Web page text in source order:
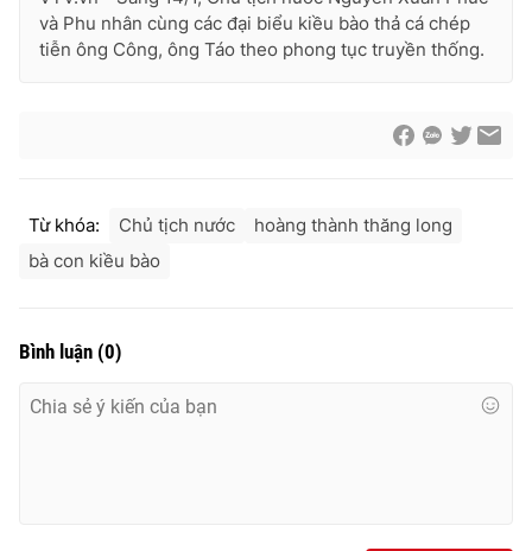
thuận bằng văn bản. Ghi rõ nguồn VTV.vn khi phát hành lại
và Phu nhân cùng các đại biểu kiều bào thả cá chép
tiễn ông Công, ông Táo theo phong tục truyền thống.
Từ khóa: Chủ tịch nước
hoàng thành thăng long
bà con kiều bào
Bình luận (0)